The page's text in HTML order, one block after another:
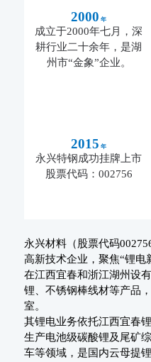
2000 年
成立于2000年七月，深
耕行业二十余年，是湖
州市“金象”企业。
2015 年
永兴特钢成功挂牌上市
股票代码：002756
永兴材料（股票代码
高新技术企业，聚焦“锂电
在江西宜春和浙江湖州设
锂、不锈钢棒线材等产品
室。
其锂电业务依托江西宜春
生产电池级碳酸锂及尾矿
车等领域，是国内云母提